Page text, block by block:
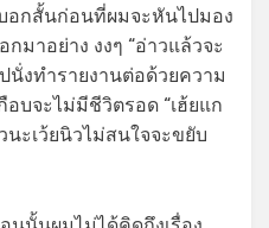
บอกสั้นก่อนที่ผมจะหันไปมอง
มาอย่าง งงๆ “อ่าวแล้วจะ
งทำรายงานต่อด้วยความ
บจะไม่มีชีวิตรอด “เฮ้ยแก
ะเว้ยนิวไม่สนใจจะขยับ